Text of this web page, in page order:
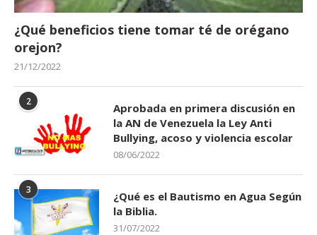
¿Qué beneficios tiene tomar té de orégano
orejon?
21/12/2022
2
Aprobada en primera discusión en
la AN de Venezuela la Ley Anti
Bullying, acoso y violencia escolar
08/06/2022
3
¿Qué es el Bautismo en Agua Según
la Biblia.
31/07/2022